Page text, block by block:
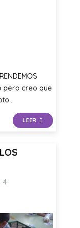
pero creo que
LEER
4Comentarios